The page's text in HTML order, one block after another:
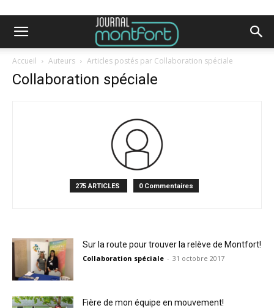
Accueil Auteurs Articles postés par Collaboration spéciale
Collaboration spéciale
275 ARTICLES 0 Commentaires
Sur la route pour trouver la relève de Montfort!
Collaboration spéciale - 31 octobre 2017
Fière de mon équipe en mouvement!